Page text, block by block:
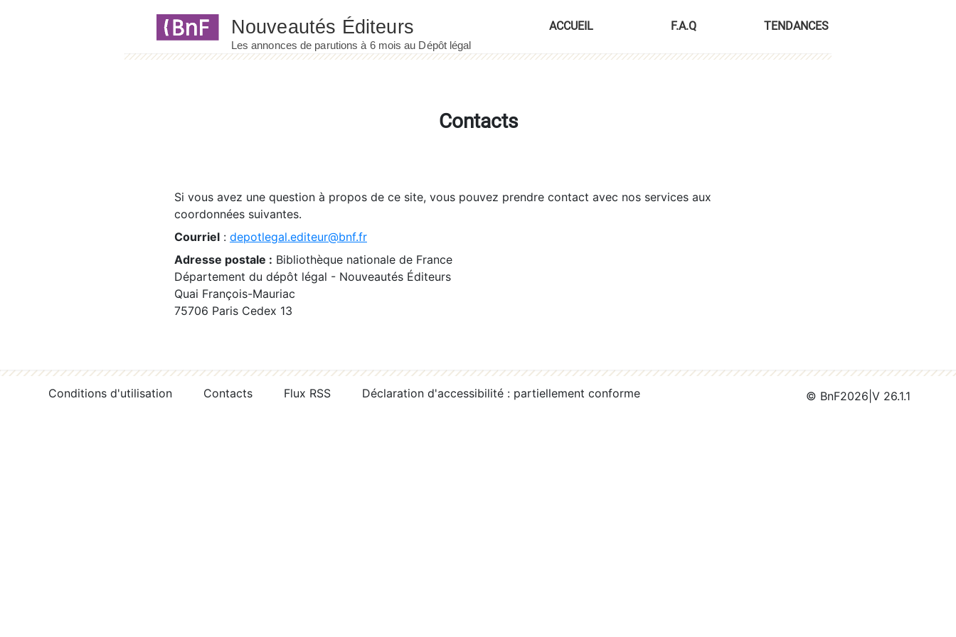
ACCUEIL F.A.Q TENDANCES
Contacts
Si vous avez une question à propos de ce site, vous pouvez prendre contact avec nos services aux
coordonnées suivantes.
Courriel : depotlegal.editeur@bnf.fr
Adresse postale : Bibliothèque nationale de France
Département du dépôt légal - Nouveautés Éditeurs
Quai François-Mauriac
75706 Paris Cedex 13
Conditions d'utilisation Contacts Flux RSS Déclaration d'accessibilité : partiellement conforme © BnF2026 V 26.1.1